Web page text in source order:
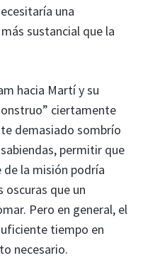
una
sustancial que la
hacia Martí y su
ciertamente
demasiado sombrío
permitir que
de la misión podría
oscuras que un
Pero en general, el
tiempo en
necesario.